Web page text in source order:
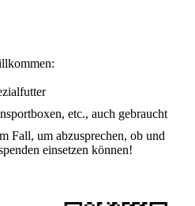
etc., auch gebraucht
Fall, um abzusprechen, ob und
einsetzen können!